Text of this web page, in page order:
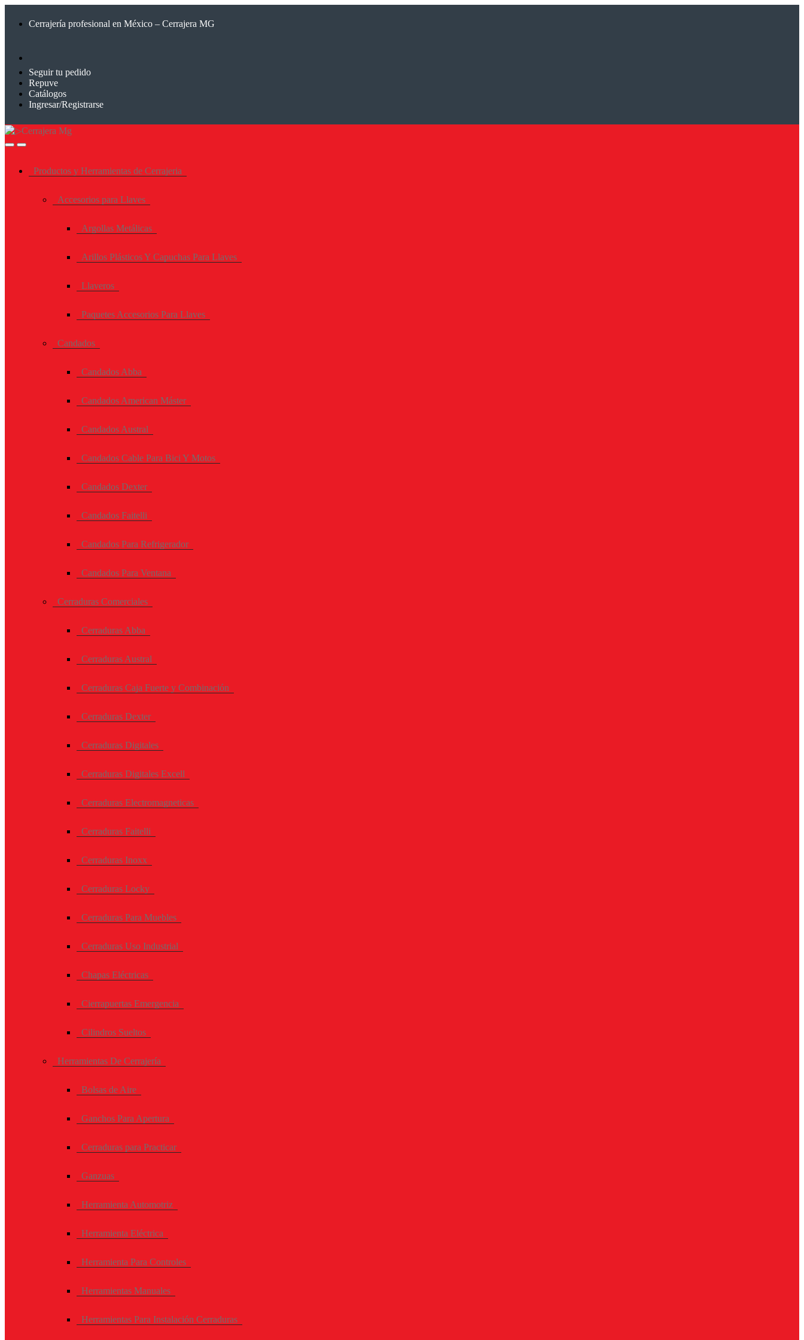
Cerrajería profesional en México – Cerrajera MG
Seguir tu pedido
Repuve
Catálogos
Ingresar/Registrarse
Productos y Herramientas de Cerrajeria
Accesorios para Llaves
Argollas Metálicas
Arillos Plásticos Y Capuchas Para Llaves
Llaveros
Paquetes Accesorios Para Llaves
Candados
Candados Abba
Candados American Máster
Candados Austral
Candados Cable Para Bici Y Motos
Candados Dexter
Candados Faitelli
Candados Para Refrigerador
Candados Para Ventana
Cerraduras Comerciales
Cerraduras Abba
Cerraduras Austral
Cerraduras Caja Fuerte y Combinación
Cerraduras Dexter
Cerraduras Digitales
Cerraduras Digitales Excell
Cerraduras Electromagneticas
Cerraduras Faitelli
Cerraduras Inoxx
Cerraduras Locky
Cerraduras Para Muebles
Cerraduras Uso Industrial
Chapas Eléctricas
Cierrapuertas Emergencia
Cilindros Sueltos
Herramientas De Cerrajería
Bolsas de Aire
Ganchos Para Apertura
Cerraduras para Practicar
Ganzuas
Herramienta Automotriz
Herramienta Eléctrica
Herramienta Para Controles
Herramientas Manuales
Herramientas Para Instalación Cerraduras